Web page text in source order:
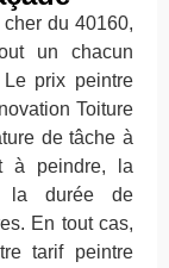
du 40160,
un chacun
prix peintre
Toiture
de tâche à
à peindre, la
la durée de
En tout cas,
tarif peintre